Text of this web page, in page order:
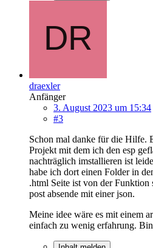
draexler
Anfänger
3. August 2023 um 15:34
#3
Schon mal danke für die Hilfe.
Projekt mit dem ich den esp
nachträglich imstallieren ist
habe ich dort einen Folder in
.html Seite ist von der Funktion
post absende mit einer json.
Meine idee wäre es mit einem
einfach zu wenig erfahrung.